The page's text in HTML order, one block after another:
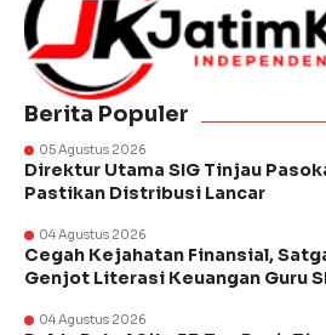
Berita Populer
05 Agustus 2026
Direktur Utama SIG Tinjau
Pastikan Distribusi Lancar
04 Agustus 2026
Cegah Kejahatan Finansial,
Genjot Literasi Keuangan Guru
04 Agustus 2026